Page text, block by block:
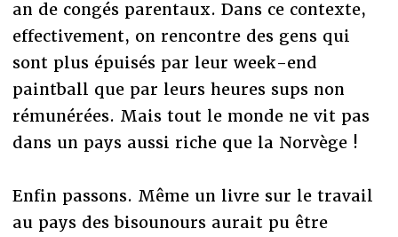
an de congés parentaux. Dans ce contexte,
effectivement, on rencontre des gens qui
sont plus épuisés par leur week-end
paintball que par leurs heures sups non
rémunérées. Mais tout le monde ne vit pas
dans un pays aussi riche que la Norvège !
Enfin passons. Même un livre sur le travail
au pays des bisounours aurait pu être